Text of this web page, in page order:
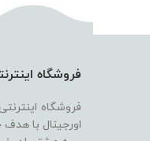
فروشگاه
فروشگاه اینترنتی
اورجینال با